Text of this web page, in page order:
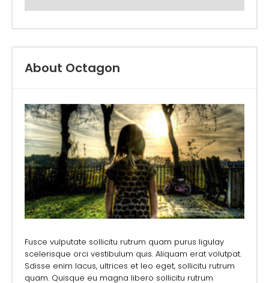
About Octagon
Fusce vulputate sollicitu rutrum quam purus ligulay
scelerisque orci vestibulum quis. Aliquam erat volutpat.
Sdisse enim lacus, ultrices et leo eget, sollicitu rutrum
quam. Quisque eu magna libero sollicitu rutrum